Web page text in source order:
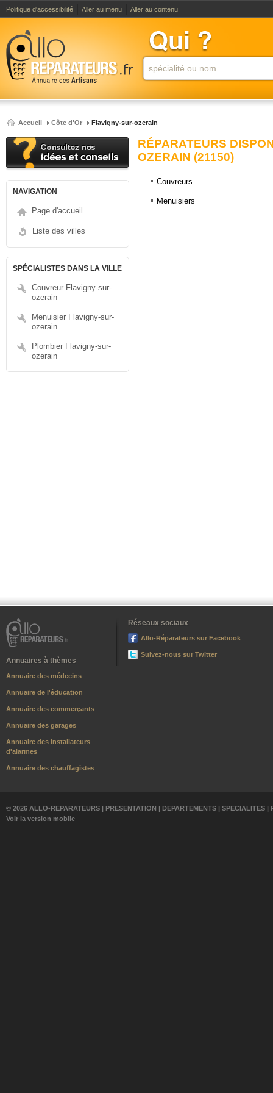
Politique d'accessibilité Aller au menu Aller au contenu
Accueil Côte d'Or Flavigny-sur-ozerain
NAVIGATION
Page d'accueil
Liste des villes
SPÉCIALISTES DANS LA VILLE
Couvreur Flavigny-sur-
ozerain
Menuisier Flavigny-sur-
ozerain
Plombier Flavigny-sur-
ozerain
RÉPARATEURS
OZERAIN (21150)
Couvreurs
Menuisiers
Annuaires à thèmes
Annuaire des médecins
Annuaire de l'éducation
Annuaire des commerçants
Annuaire des garages
Annuaire des installateurs
d'alarmes
Annuaire des chauffagistes
Réseaux sociaux
Allo-Réparateurs sur Facebook
Suivez-nous sur Twitter
© 2026 ALLO-RÉPARATEURS | PRÉSENTATION | DÉPARTEMENTS | SPÉCIALITÉS |
Voir la version mobile